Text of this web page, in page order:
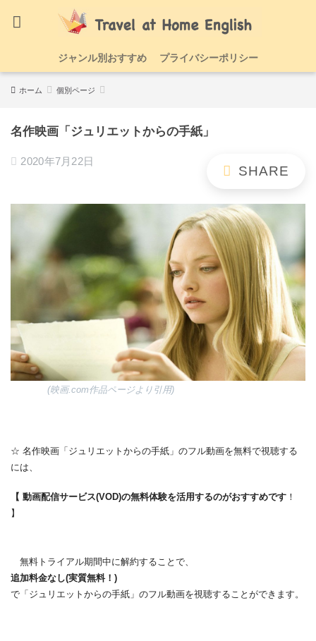
ジャンル別おすすめ プライバシーポリシー
ホーム 個別ページ
名作映画「ジュリエットからの手紙」
2020年7月22日
(映画.com作品ページより引用)
☆ 名作映画「ジュリエットからの手紙」のフル動画を無料で視聴する
には、
【 動画配信サービス(VOD)の無料体験を活用するのがおすすめです ！
】
無料トライアル期間中に解約することで、
追加料金なし(実質無料！)
で「ジュリエットからの手紙」のフル動画を視聴することができます。